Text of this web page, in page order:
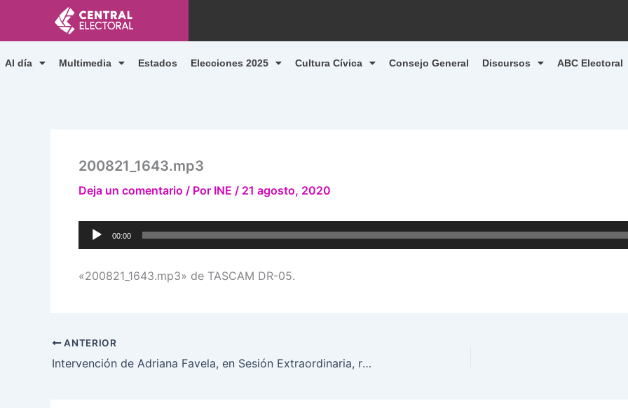
contenido
Al día Multimedia Estados Elecciones 2025 Cultura Cívica Consejo General Discursos ABC Electoral
200821_1643.mp3
Deja un comentario / Por INE / 21 agosto, 2020
Reproductor
de
00:00
«200821_1643.mp3» de TASCAM DR-05.
ANTERIOR
Intervención de Adriana Favela, en Sesión Extraordinaria, relativo a las irregularidades en informes de ingresos y egresos para organizaciones que pretenden obtener registro como partido político